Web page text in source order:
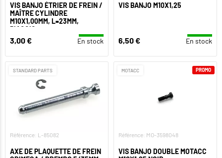
VIS BANJO ÉTRIER DE FREIN /
MAÎTRE CYLINDRE
M10X1,00MM, L=23MM,
PIAGGIO
3,00 € En stock
VIS BANJO M10X1,25
6,50 € En stock
STANDARD PARTS
Référence: L-85082
AXE DE PLAQUETTE DE FREIN
MOTACC
Référence: MO-3598048
VIS BANJO DOUBLE MOTACC
PROMO